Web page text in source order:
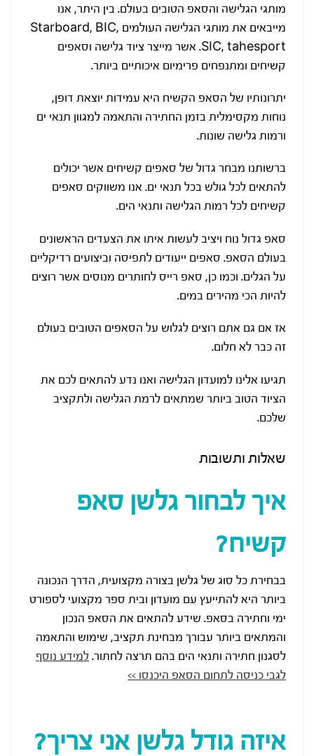
מותגי הגלישה והסאפ הטובים בעולם. בין היתר, אנו
מייבאים את מותגי הגלישה העולמים Starboard, BIC,
SIC, tahesport. אשר מייצר ציוד גלישה וסאפים
קשיחים ומתנפחים פרימיום איכותיים ביותר.
יתרונותיו של הסאפ הקשיח היא עמידות יוצאת דופן,
נוחות מקסימלית בזמן החתירה והתאמה למגוון תנאי ים
ורמות גלישה שונות.
ברשותנו מבחר גדול של סאפים קשיחים אשר יכולים
להתאים לכל גולש בכל תנאי ים. אנו משווקים סאפים
קשיחים לכל רמות הגלישה ותנאי הים.
סאפ גדול נוח ויציב לעשות איתו את הצעדים הראשונים
בעולם הסאפ. סאפים ייעודים לתפיסה וביצועים רדיקליים
על הגלים. וכמו כן, סאפ רייס לחותרים מנוסים אשר רוצים
להיות הכי מהירים במים.
אז אם גם אתם רוצים לגלוש על הסאפים הטובים בעולם
זה כבר לא חלום.
תגיעו אלינו למועדון הגלישה ואנו נדע להתאים לכם את
הציוד הטוב ביותר שמתאים לרמת הגלישה ולתקציב
שלכם.
שאלות ותשובות
איך לבחור גלשן סאפ
קשיח?
בבחירת כל סוג של גלשן בצורה מקצועית, הדרך הנכונה
ביותר היא להתייעץ עם מועדון ובית ספר מקצועי לספורט
ימי וחתירה בסאפ. שידע להתאים את הסאפ הנכון
והמתאים ביותר עבורך מבחינת תקציב, שימוש והתאמה
לסגנון חתירה ותנאי הים בהם תרצה לחתור. למידע נוסף
לגבי כניסה לתחום הסאפ היכנסו >>
איזה גודל גלשן אני צריך?